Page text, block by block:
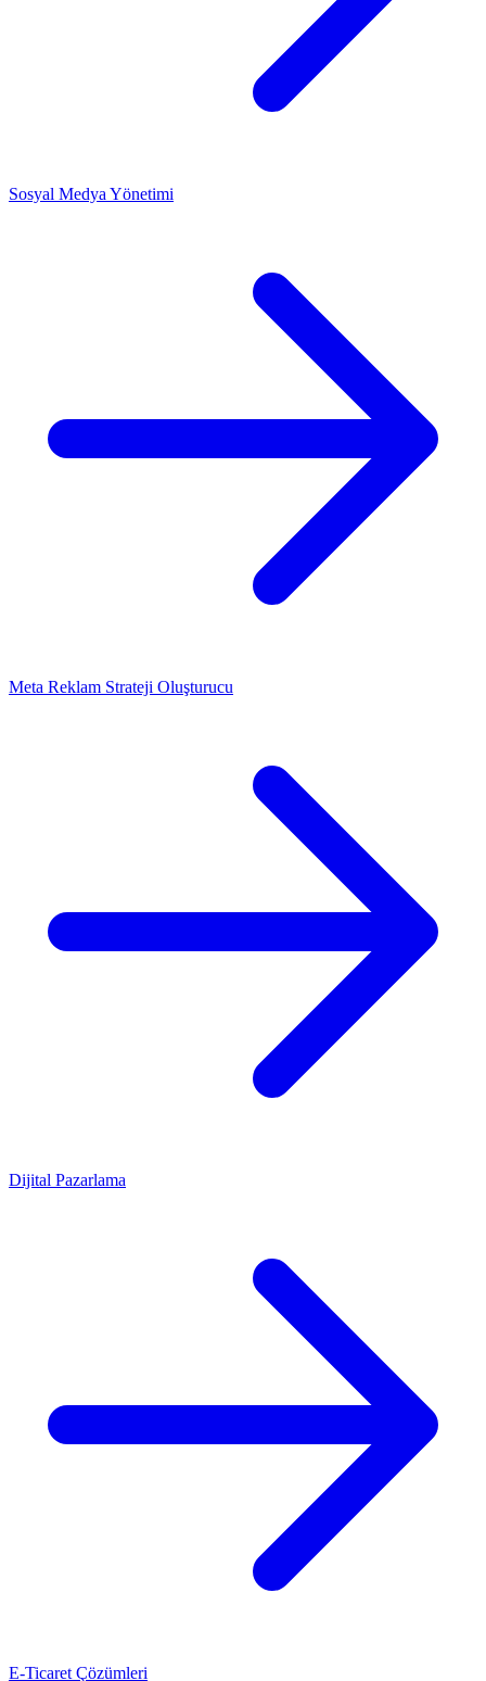
Sosyal Medya Yönetimi
Meta Reklam Strateji Oluşturucu
Dijital Pazarlama
E-Ticaret Çözümleri